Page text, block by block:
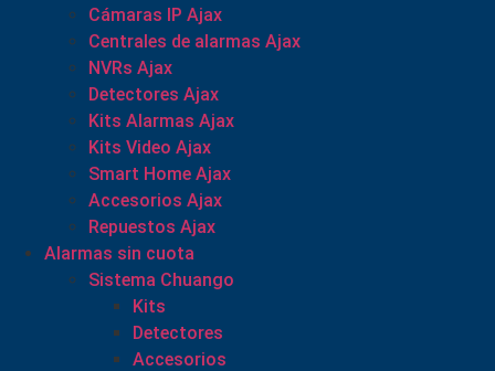
Cámaras IP Ajax
Centrales de alarmas Ajax
NVRs Ajax
Detectores Ajax
Kits Alarmas Ajax
Kits Video Ajax
Smart Home Ajax
Accesorios Ajax
Repuestos Ajax
Alarmas sin cuota
Sistema Chuango
Kits
Detectores
Accesorios